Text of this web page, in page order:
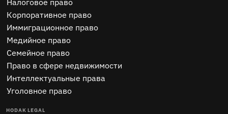
Корпоративное право
Иммиграционное право
Медийное право
Семейное право
Право в сфере недвижимости
Интеллектуальные права
Уголовное право
HODAK LEGAL